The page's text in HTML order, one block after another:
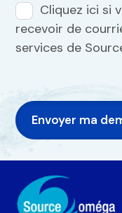
Cliquez ici si
recevoir de
services de